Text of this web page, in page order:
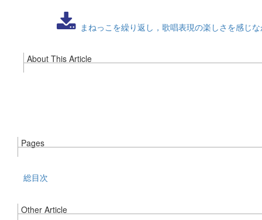
まねっこを繰り返し，歌唱表現の楽しさを感じ
About This Article
Pages
総目次
Other Article